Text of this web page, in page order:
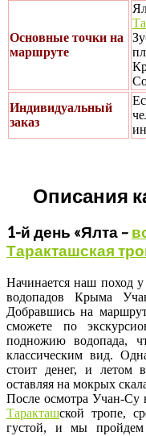
Основные точки на
маршруте
Индивидуальный
заказ
Описания
1-й день «Ялта –
Таракташская
Начинается наш поход
водопадов Крыма
Добравшись на
сможете по
подножию водопада,
классическим вид.
стоит денег, и летом
оставляя на мокрых
После осмотра Учан-Су
Таракташской тропе,
густой, и мы